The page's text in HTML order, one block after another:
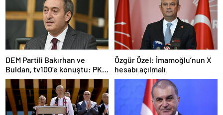
DEM Partili Bakırhan ve
Buldan, tv100’e konuştu: PKK
ne zaman kendini feshedecek
Özgür Özel: İmamoğlu’nun X
hesabı açılmalı